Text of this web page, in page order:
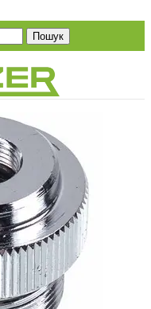
Пошук